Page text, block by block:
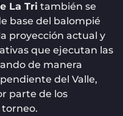
La Tri también se
base del balompié
proyección actual y
que ejecutan las
de manera
del Valle,
parte de los